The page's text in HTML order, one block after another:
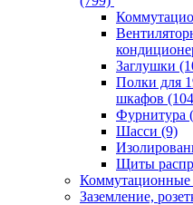
Заглушки
Полки для
шкафов
Фурнитура
Шасси (9)
Щиты
Коммутационные
Заземление,